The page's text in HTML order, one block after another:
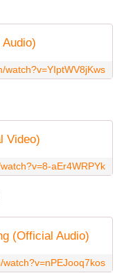
watch?v=YIptWV8jKws
Video)
aEr4WRPYk
(Official Audio)